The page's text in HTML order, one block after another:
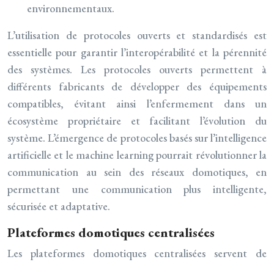
environnementaux.
L’utilisation de protocoles ouverts et standardisés est
essentielle pour garantir l’interopérabilité et la pérennité
des systèmes. Les protocoles ouverts permettent à
différents fabricants de développer des équipements
compatibles, évitant ainsi l’enfermement dans un
écosystème propriétaire et facilitant l’évolution du
système. L’émergence de protocoles basés sur l’intelligence
artificielle et le machine learning pourrait révolutionner la
communication au sein des réseaux domotiques, en
permettant une communication plus intelligente,
sécurisée et adaptative.
Plateformes domotiques centralisées
Les plateformes domotiques centralisées servent de